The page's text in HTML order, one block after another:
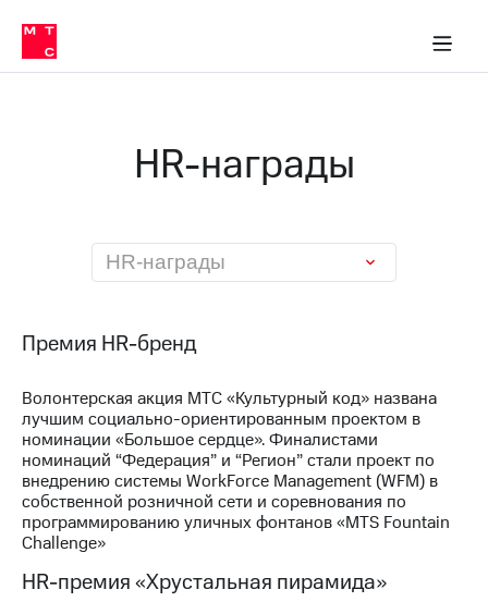
Медиа-центр
и акционерам
Устойчивое развитие
Комплаенс и деловая этика
компании
Карьера
Руководство
Правовая
информация
Контакты
Медиа-центр
Пресс-
релизы
МТС
о технологиях
Достижения
в МТС
МТС
о технологиях
HR-награды
HR-награды
Премия HR-бренд
Волонтерская акция МТС «Культурный код» названа
лучшим социально-ориентированным проектом в
номинации «Большое сердце». Финалистами
номинаций “Федерация” и “Регион” стали проект по
внедрению системы WorkForce Management (WFM) в
собственной розничной сети и соревнования по
программированию уличных фонтанов «MTS Fountain
Challenge»
HR-премия «Хрустальная пирамида»